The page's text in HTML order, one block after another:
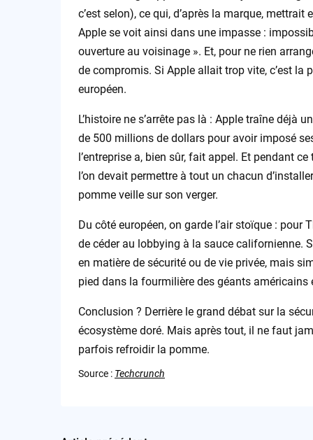
c’est selon), ce qui, d’après la marque,
Apple se voit ainsi dans une impasse :
ouverture au voisinage ». Et, pour ne rien
de compromis. Si Apple allait trop vite, c’est la
européen.
L’histoire ne s’arrête pas là : Apple traîne déjà
de 500 millions de dollars pour avoir imposé
l’entreprise a, bien sûr, fait appel. Et pendant
l’on devait permettre à tout un chacun
pomme veille sur son verger.
Du côté européen, on garde l’air stoïque :
de céder au lobbying à la sauce californienne.
en matière de sécurité ou de vie privée, mais
pied dans la fourmilière des géants américains
Conclusion ? Derrière le grand débat sur la
écosystème doré. Mais après tout, il ne faut
parfois refroidir la pomme.
Source : Techcrunch